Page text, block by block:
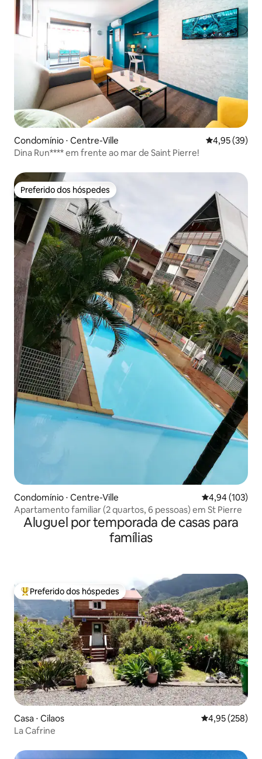
Condomínio ⋅ Centre-Ville 4,95 de uma
4,95 (39)
Dina Run**** em frente ao mar de Saint Pierre!
Preferido dos hóspedes
Preferido dos hóspedes
Condomínio ⋅ Centre-Ville 4,94 de uma
4,94 (103)
Apartamento familiar (2 quartos, 6 pessoas) em St Pierre
Aluguel por temporada de casas para
famílias
Entre os melhores preferidos dos hóspedes
Preferido dos hóspedes
Casa ⋅ Cilaos 4,95 de uma
4,95 (258)
La Cafrine